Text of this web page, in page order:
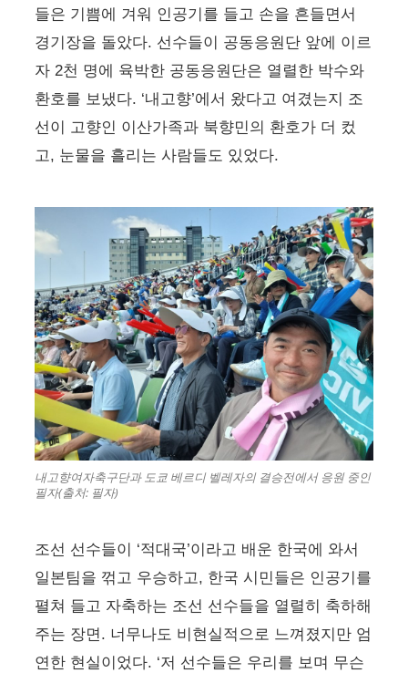
들은 기쁨에 겨워 인공기를 들고 손을 흔들면서
경기장을 돌았다. 선수들이 공동응원단 앞에 이르
자 2천 명에 육박한 공동응원단은 열렬한 박수와
환호를 보냈다. ‘내고향’에서 왔다고 여겼는지 조
선이 고향인 이산가족과 북향민의 환호가 더 컸
고, 눈물을 흘리는 사람들도 있었다.
내고향여자축구단과 도쿄 베르디 벨레자의 결승전에서 응원 중인
필자(출처: 필자)
조선 선수들이 ‘적대국’이라고 배운 한국에 와서
일본팀을 꺾고 우승하고, 한국 시민들은 인공기를
펼쳐 들고 자축하는 조선 선수들을 열렬히 축하해
주는 장면. 너무나도 비현실적으로 느껴졌지만 엄
연한 현실이었다. ‘저 선수들은 우리를 보며 무슨